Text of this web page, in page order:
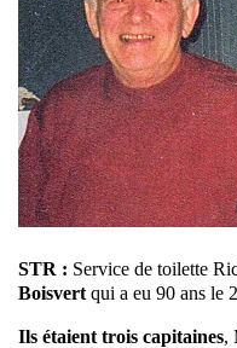
STR : Service de toilette
Boisvert qui a eu 90 ans le
Ils étaient trois capitaines,